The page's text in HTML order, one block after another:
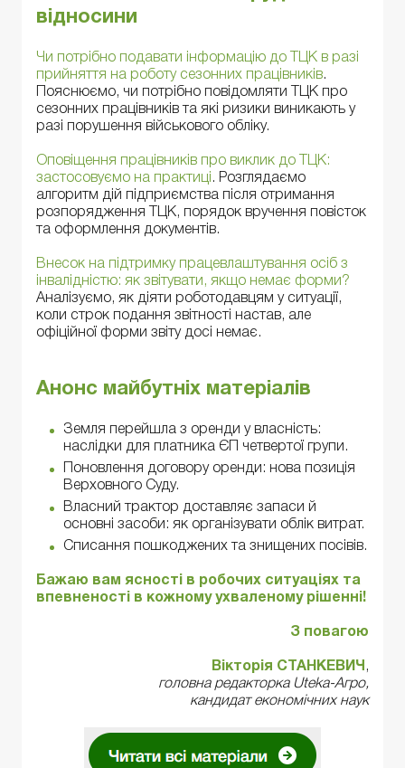
відносини
Чи потрібно подавати інформацію до ТЦК в разі
прийняття на роботу сезонних працівників.
Пояснюємо, чи потрібно повідомляти ТЦК про
сезонних працівників та які ризики виникають у
разі порушення військового обліку.
Оповіщення працівників про виклик до ТЦК:
застосовуємо на практиці . Розглядаємо
алгоритм дій підприємства після отримання
розпорядження ТЦК, порядок вручення повісток
та оформлення документів.
Внесок на підтримку працевлаштування осіб з
інвалідністю: як звітувати, якщо немає форми?
Аналізуємо, як діяти роботодавцям у ситуації,
коли строк подання звітності настав, але
офіційної форми звіту досі немає.
Анонс майбутніх матеріалів
Земля перейшла з оренди у власність:
наслідки для платника ЄП четвертої групи.
Поновлення договору оренди: нова позиція
Верховного Суду.
Власний трактор доставляє запаси й
основні засоби: як організувати облік витрат.
Списання пошкоджених та знищених посівів.
Бажаю вам ясності в робочих ситуаціях та
впевненості в кожному ухваленому рішенні!
З повагою
Вікторія СТАНКЕВИЧ ,
головна редакторка Uteka-Агро,
кандидат економічних наук